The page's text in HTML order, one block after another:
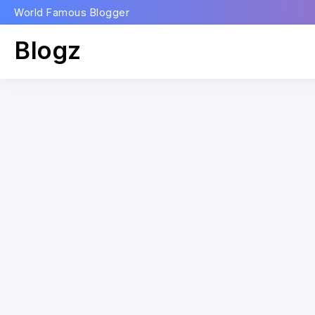
World Famous Blogger
Blogz